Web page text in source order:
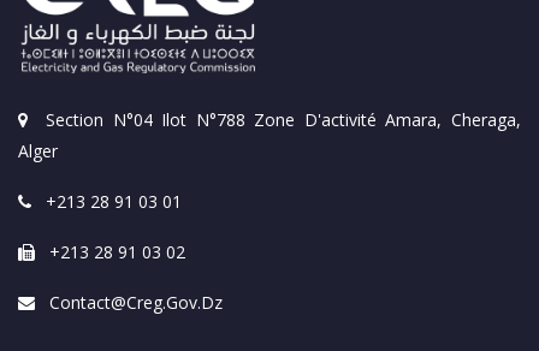
Section N°04 Ilot N°788 Zone D'activité Amara, Cheraga,
Alger
+213 28 91 03 01
+213 28 91 03 02
Contact@creg.gov.dz